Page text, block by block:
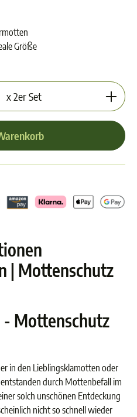
Größe
gewünschten Wert ein
x 2er Set
| Mottenschutz
Mottenschutz
in den Lieblingsklamotten oder
durch Mottenbefall im
solch unschönen Entdeckung
nicht so schnell wieder